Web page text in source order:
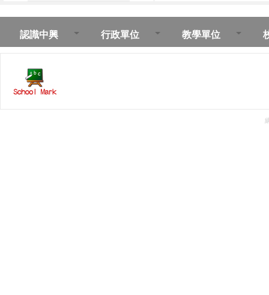
認識中興 行政單位 教學單位